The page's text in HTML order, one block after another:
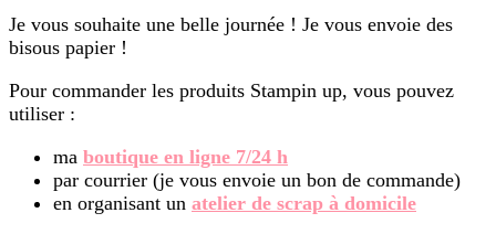
Je vous souhaite une belle journée ! Je vous envoie des
bisous papier !
Pour commander les produits Stampin up, vous pouvez
utiliser :
ma boutique en ligne 7/24 h
par courrier (je vous envoie un bon de commande)
en organisant un atelier de scrap à domicile